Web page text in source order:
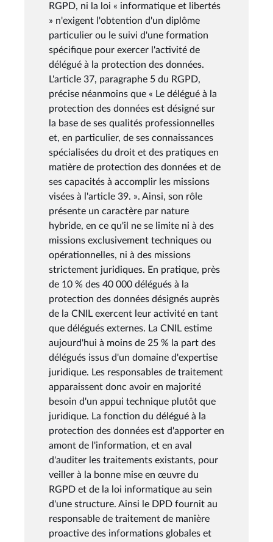
RGPD, ni la loi « informatique et libertés
» n'exigent l'obtention d'un diplôme
particulier ou le suivi d'une formation
spécifique pour exercer l'activité de
délégué à la protection des données.
L'article 37, paragraphe 5 du RGPD,
précise néanmoins que « Le délégué à la
protection des données est désigné sur
la base de ses qualités professionnelles
et, en particulier, de ses connaissances
spécialisées du droit et des pratiques en
matière de protection des données et de
ses capacités à accomplir les missions
visées à l'article 39. ». Ainsi, son rôle
présente un caractère par nature
hybride, en ce qu'il ne se limite ni à des
missions exclusivement techniques ou
opérationnelles, ni à des missions
strictement juridiques. En pratique, près
de 10 % des 40 000 délégués à la
protection des données désignés auprès
de la CNIL exercent leur activité en tant
que délégués externes. La CNIL estime
aujourd'hui à moins de 25 % la part des
délégués issus d'un domaine d'expertise
juridique. Les responsables de traitement
apparaissent donc avoir en majorité
besoin d'un appui technique plutôt que
juridique. La fonction du délégué à la
protection des données est d'apporter en
amont de l'information, et en aval
d'auditer les traitements existants, pour
veiller à la bonne mise en œuvre du
RGPD et de la loi informatique au sein
d'une structure. Ainsi le DPD fournit au
responsable de traitement de manière
proactive des informations globales et